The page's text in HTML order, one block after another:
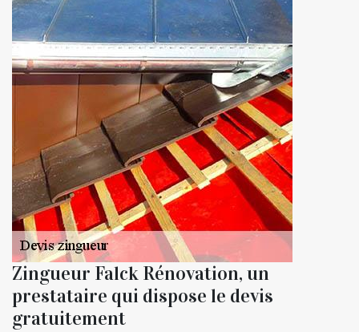
Zingueur Falck Rénovation, un
prestataire qui dispose le devis
gratuitement